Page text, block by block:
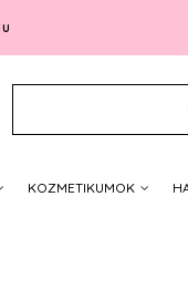
KOZMETIKUMOK